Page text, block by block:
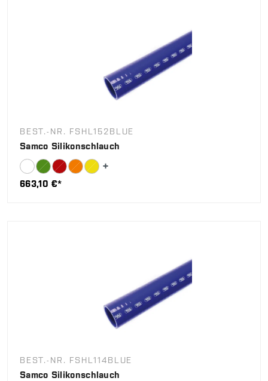
BEST.-NR. FSHL152BLUE
Samco Silikonschlauch
663,10 €*
BEST.-NR. FSHL114BLUE
Samco Silikonschlauch